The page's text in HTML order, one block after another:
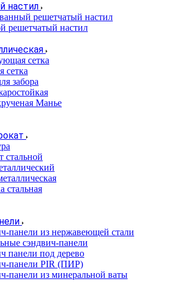
настил
решетчатый настил
решетчатый настил
сетка
сетка
забора
Манье
стальной
стальная
панели из нержавеющей стали
сэндвич-панели
панели под дерево
панели PIR (ПИР)
панели из минеральной ваты